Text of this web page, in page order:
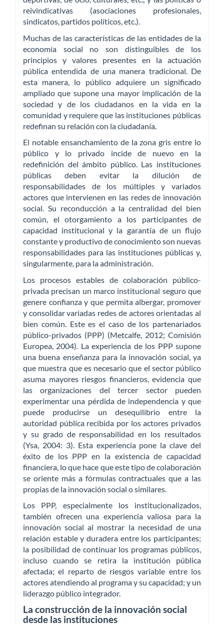
reivindicativas (asociaciones profesionales,
sindicatos, partidos políticos, etc.).
Muchas de las características de las entidades de la
economía social no son distinguibles de los
principios y valores presentes en la actuación
pública entendida de una manera tradicional. De
esta manera, lo público adquiere un significado
ampliado que supone una mayor implicación de la
sociedad y de los ciudadanos en la vida en la
comunidad y requiere que las instituciones públicas
redefinan su relación con la ciudadanía.
El notable ensanchamiento de la zona gris entre lo
público y lo privado incide de nuevo en la
redefinición del ámbito público. Las instituciones
públicas deben evitar la dilución de
responsabilidades de los múltiples y variados
actores que intervienen en las redes de innovación
social. Su reconducción a la centralidad del bien
común, el otorgamiento a los participantes de
capacidad institucional y la garantía de un flujo
constante y productivo de conocimiento son nuevas
responsabilidades para las instituciones públicas y,
singularmente, para la administración.
Los procesos estables de colaboración público-
privada precisan un marco institucional seguro que
genere confianza y que permita albergar, promover
y consolidar variadas redes de actores orientadas al
bien común. Este es el caso de los partenariados
público-privados (PPP) (Metcalfe, 2012; Comisión
Europea, 2004). La experiencia de los PPP supone
una buena enseñanza para la innovación social, ya
que muestra que es necesario que el sector público
asuma mayores riesgos financieros, evidencia que
las organizaciones del tercer sector pueden
experimentar una pérdida de independencia y que
puede producirse un desequilibrio entre la
autoridad pública recibida por los actores privados
y su grado de responsabilidad en los resultados
(Ysa, 2004: 3). Esta experiencia pone la clave del
éxito de los PPP en la existencia de capacidad
financiera, lo que hace que este tipo de colaboración
se oriente más a fórmulas contractuales que a las
propias de la innovación social o similares.
Los PPP, especialmente los institucionalizados,
también ofrecen una experiencia valiosa para la
innovación social al mostrar la necesidad de una
relación estable y duradera entre los participantes;
la posibilidad de continuar los programas públicos,
incluso cuando se retira la institución pública
afectada; el reparto de riesgos variable entre los
actores atendiendo al programa y su capacidad; y un
liderazgo público integrador.
La construcción de la innovación social
desde las instituciones